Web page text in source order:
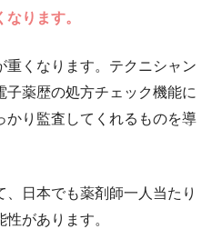
ります。
重くなります。テクニシャン
薬歴の処方チェック機能に
かり監査してくれるものを導
日本でも薬剤師一人当たり
があります。